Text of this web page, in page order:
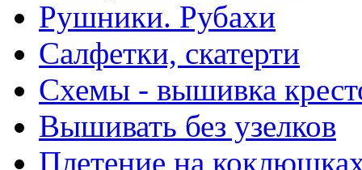
Рушники. Рубахи
Салфетки, скатерти
Схемы - вышивка
Вышивать без узелков
Плетение на